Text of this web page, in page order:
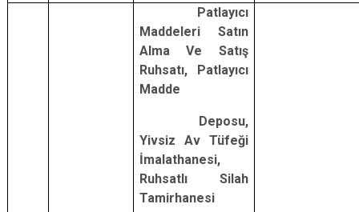
Patlayıcı
Maddeleri Satın
Alma Ve Satış
Ruhsatı, Patlayıcı
Madde
Deposu,
Yivsiz Av Tüfeği
İmalathanesi,
Ruhsatlı Silah
Tamirhanesi